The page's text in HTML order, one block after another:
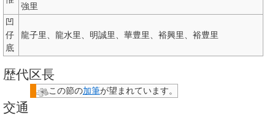
強里
凹
仔
底
龍子里、龍水里、明誠里、華豊里、裕興里、裕豊里
歴代区長
この節の加筆が望まれています。
交通